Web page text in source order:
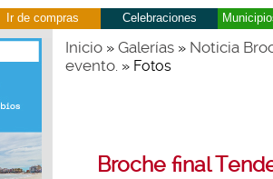
Ir de compras Celebraciones
Inicio» Galerías» Noticia
evento. » Fotos
Broche final